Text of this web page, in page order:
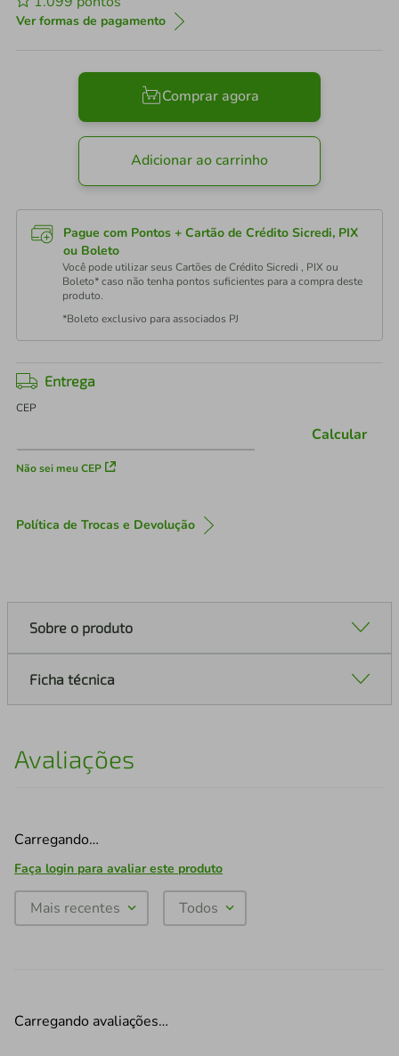
Ver formas de pagamento
Comprar agora
Adicionar ao carrinho
Pague com Pontos + Cartão de Crédito Sicredi, PIX
ou Boleto
Você pode utilizar seus Cartões de Crédito Sicredi , PIX ou
Boleto* caso não tenha pontos suficientes para a compra deste
produto.
*Boleto exclusivo para associados PJ
Entrega
CEP
Não sei meu CEP
Calcular
Política de Trocas e Devolução
Sobre o produto
Ficha técnica
Avaliações
Carregando…
Faça login para avaliar este produto
Mais recentes Todos
Carregando avaliações…